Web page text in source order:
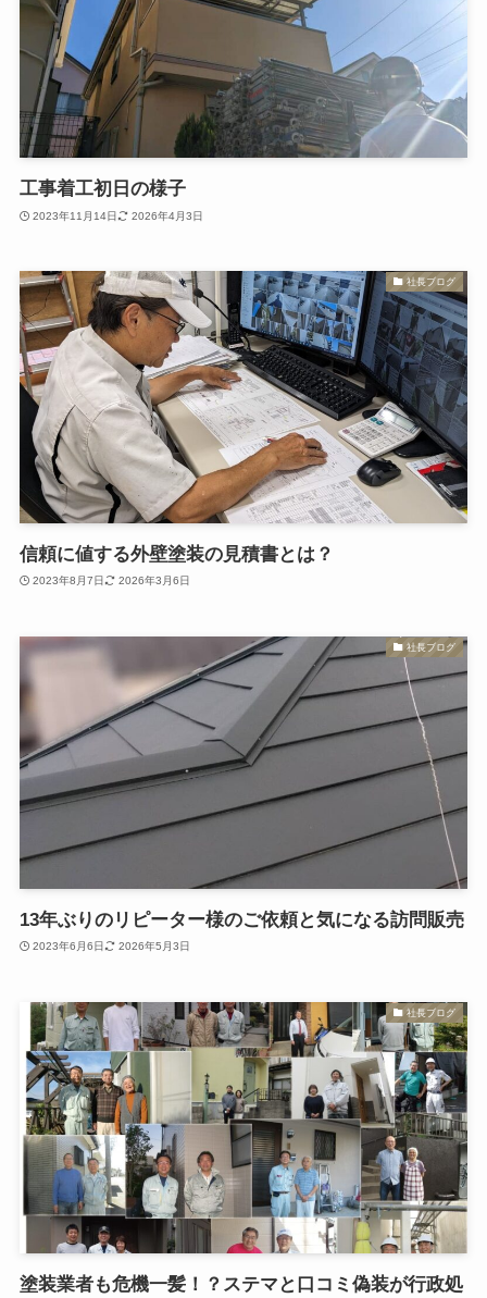
工事着工初日の様子
2023年11月14日 2026年4月3日
社長ブログ
信頼に値する外壁塗装の見積書とは？
2023年8月7日 2026年3月6日
社長ブログ
13年ぶりのリピーター様のご依頼と気になる訪問販売
2023年6月6日 2026年5月3日
社長ブログ
塗装業者も危機一髪！？ステマと口コミ偽装が行政処